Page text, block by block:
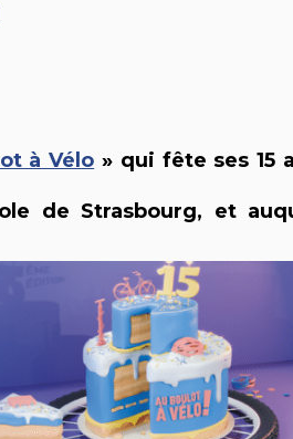
à Vélo » qui fête ses 15
de Strasbourg, et